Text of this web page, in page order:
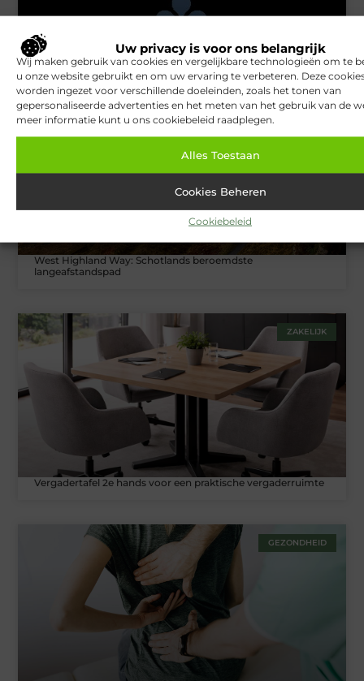
Uw privacy is voor ons belangrijk
Wij maken gebruik van cookies en vergelijkbare technologieën om te
u onze website gebruikt en om uw ervaring te verbeteren. Deze
worden ingezet voor verschillende doeleinden, zoals het tonen van
gepersonaliseerde advertenties en het meten van het gebruik van de
meer informatie kunt u ons cookiebeleid raadplegen.
Alles Toestaan
Cookies Beheren
Cookiebeleid
Van Lennep Kliniek: Expertise en esthetiek in perfecte balans
TOERISME
West Highland Way: Schotlands beroemdste
langeafstandspad
ZAKELIJK
Vergadertafel 2e hands voor een praktische vergaderruimte
GEZONDHEID